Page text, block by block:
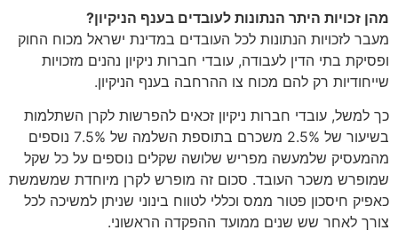
מהן זכויות היתר הנתונות לעובדים בענף הניקיון?
מעבר לזכויות הנתונות לכל העובדים במדינת ישראל מכוח החוק
ופסיקת בתי הדין לעבודה, עובדי חברות ניקיון נהנים מזכויות
שייחודיות רק להם מכוח צו ההרחבה בענף הניקיון.
כך למשל, עובדי חברות ניקיון זכאים להפרשות לקרן השתלמות
בשיעור של 2.5% משכרם בתוספת השלמה של 7.5% נוספים
מהמעסיק שלמעשה מפריש שלושה שקלים נוספים על כל שקל
שמופרש משכר העובד. סכום זה מופרש לקרן מיוחדת שמשמשת
כאפיק חיסכון פטור ממס וכללי לטווח בינוני שניתן למשיכה לכל
צורך לאחר שש שנים ממועד ההפקדה הראשוני.